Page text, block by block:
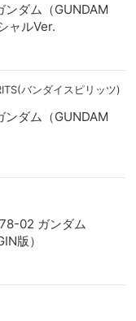
ダム（GUNDAM
ャルVer.
バンダイスピリッツ)
ダム（GUNDAM
02 ガンダム
版）